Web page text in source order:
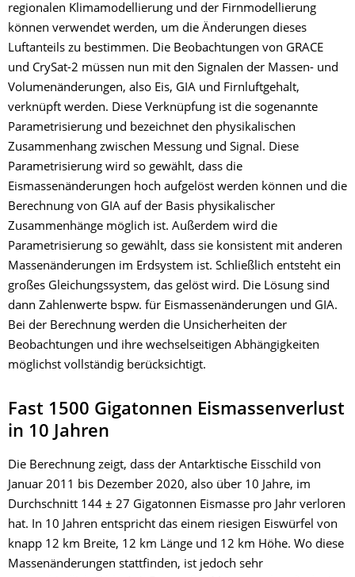
regionalen Klimamodellierung und der Firnmodellierung
können verwendet werden, um die Änderungen dieses
Luftanteils zu bestimmen. Die Beobachtungen von GRACE
und CrySat-2 müssen nun mit den Signalen der Massen- und
Volumenänderungen, also Eis, GIA und Firnluftgehalt,
verknüpft werden. Diese Verknüpfung ist die sogenannte
Parametrisierung und bezeichnet den physikalischen
Zusammenhang zwischen Messung und Signal. Diese
Parametrisierung wird so gewählt, dass die
Eismassenänderungen hoch aufgelöst werden können und die
Berechnung von GIA auf der Basis physikalischer
Zusammenhänge möglich ist. Außerdem wird die
Parametrisierung so gewählt, dass sie konsistent mit anderen
Massenänderungen im Erdsystem ist. Schließlich entsteht ein
großes Gleichungssystem, das gelöst wird. Die Lösung sind
dann Zahlenwerte bspw. für Eismassenänderungen und GIA.
Bei der Berechnung werden die Unsicherheiten der
Beobachtungen und ihre wechselseitigen Abhängigkeiten
möglichst vollständig berücksichtigt.
Fast 1500 Gigatonnen Eismassenverlust
in 10 Jahren
Die Berechnung zeigt, dass der Antarktische Eisschild von
Januar 2011 bis Dezember 2020, also über 10 Jahre, im
Durchschnitt 144 ± 27 Gigatonnen Eismasse pro Jahr verloren
hat. In 10 Jahren entspricht das einem riesigen Eiswürfel von
knapp 12 km Breite, 12 km Länge und 12 km Höhe. Wo diese
Massenänderungen stattfinden, ist jedoch sehr